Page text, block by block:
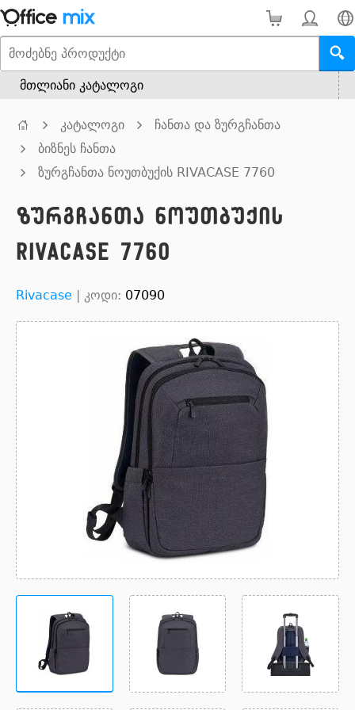
მთლიანი კატალოგი
კატალოგი
ჩანთა და ზურგჩანთა
ბიზნეს ჩანთა
ზურგჩანთა ნოუთბუქის RIVACASE 7760
ზურგჩანთა ნოუთბუქის
RIVACASE 7760
Rivacase | კოდი: 07090